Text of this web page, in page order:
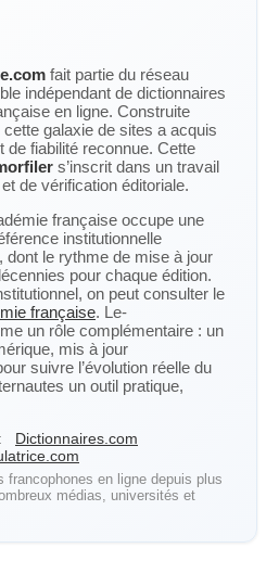
fait partie du réseau
indépendant de dictionnaires
en ligne. Construite
galaxie de sites a acquis
de fiabilité reconnue. Cette
s’inscrit dans un travail
de vérification éditoriale.
française occupe une
institutionnelle
dont le rythme de mise à jour
pour chaque édition.
on peut consulter le
française. Le-
un rôle complémentaire : un
mis à jour
suivre l’évolution réelle du
un outil pratique,
Dictionnaires.com
francophones en ligne depuis plus
médias, universités et